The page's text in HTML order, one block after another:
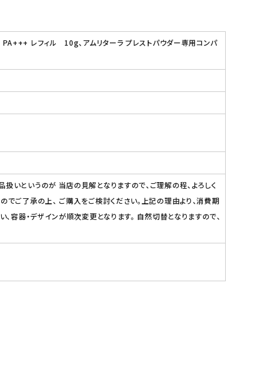
PA+++ レフィル 10g、アムリターラ プレストパウダー専用コンパ
というのが 当店の見解となりますので、ご理解の程、よろしく
ご了承の上、 ご購入をご検討ください。上記の理由より、消費期
容器・デザインが順次変更となります。 自然切替となりますので、